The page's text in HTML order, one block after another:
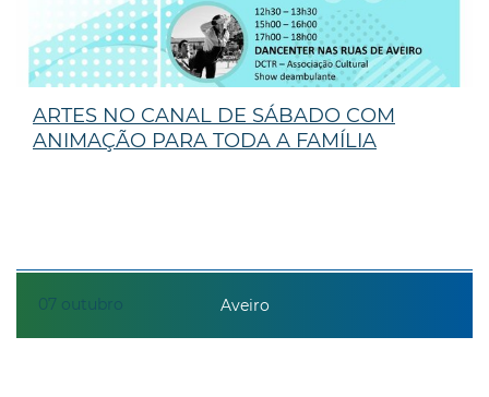
07 outubro
ARTES NO CANAL DE SÁBADO COM
ANIMAÇÃO PARA TODA A FAMÍLIA
Aveiro